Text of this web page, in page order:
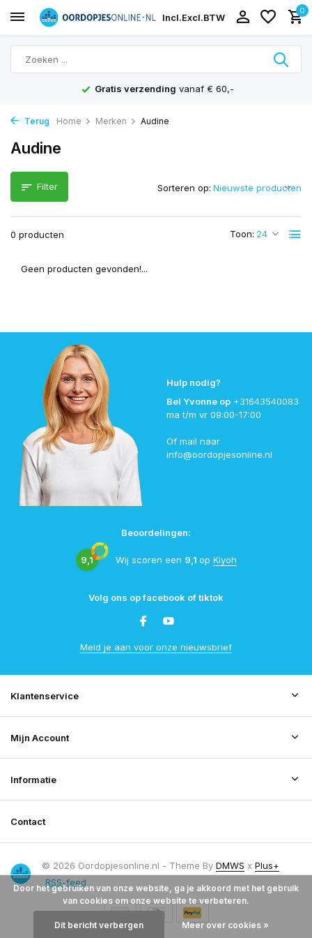
Incl.Excl.BTW
0
Gratis verzending vanaf € 60,-
Terug Home Merken Audine
Audine
Filter
0 producten Toon:
Sorteren op:
Geen producten gevonden!...
Hulp nodig?
Bel Yvonne op +31643540083
ma t/m vr 09:00-17:00
Of mail naar
info@oordopjesonline.nl
Beoordelingen:
9,1 Wij scoren een 9,1 op Kiyoh
Volg ons op facebook of tiktok
Meld je aan voor onze nieuwsbrief
Klantenservice
Mijn Account
Informatie
Contact
© 2026 Oordopjesonline.nl - Theme By DMWS x Plus+
RSS-feed
Door het gebruiken van onze website, ga je akkoord met het gebruik
van cookies om onze website te verbeteren.
Dit bericht verbergen Meer over cookies »